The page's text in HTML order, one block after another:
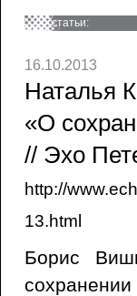
статьи:
16.10.2013
Наталья
«О
// Эхо
http://
13.html
Борис
сохранении